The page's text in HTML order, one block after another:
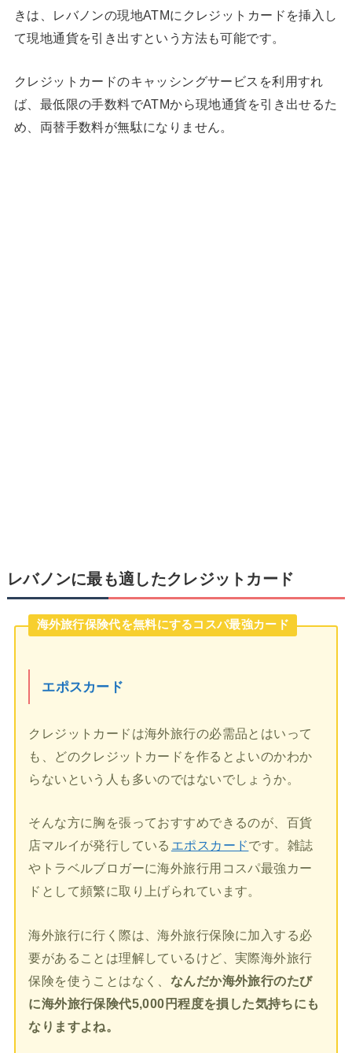
きは、レバノンの現地ATMにクレジットカードを挿入し
て現地通貨を引き出すという方法も可能です。
クレジットカードのキャッシングサービスを利用すれ
ば、最低限の手数料でATMから現地通貨を引き出せるた
め、両替手数料が無駄になりません。
レバノンに最も適したクレジットカード
海外旅行保険代を無料にするコスパ最強カード
エポスカード
クレジットカードは海外旅行の必需品とはいって
も、どのクレジットカードを作るとよいのかわか
らないという人も多いのではないでしょうか。
そんな方に胸を張っておすすめできるのが、百貨
店マルイが発行している エポスカードです。雑誌
やトラベルブロガーに海外旅行用コスパ最強カー
ドとして頻繁に取り上げられています。
海外旅行に行く際は、海外旅行保険に加入する必
要があることは理解しているけど、実際海外旅行
保険を使うことはなく、 なんだか海外旅行のたび
に海外旅行保険代5,000円程度を損した気持ちにも
なりますよね。